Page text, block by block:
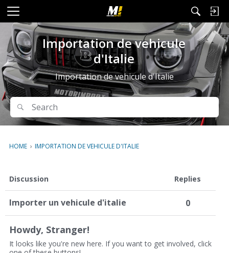
M
e
n
u
Importation de vehicule
d'Italie
Importation de vehicule d'Italie
Search
Search
HOME › IMPORTATION DE VEHICULE D'ITALIE
i
s
c
u
s
s
Discussion Replies
Importer un vehicule d'italie 0
Howdy, Stranger!
It looks like you're new here. If you want to get involved, click